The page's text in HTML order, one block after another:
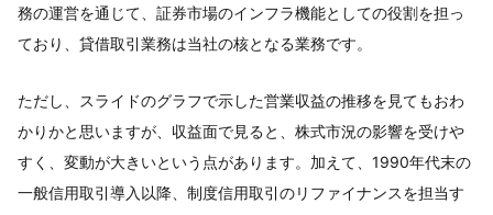
務の運営を通じて、証券市場のインフラ機能としての役割を担っ
ており、貸借取引業務は当社の核となる業務です。
ただし、スライドのグラフで示した営業収益の推移を見てもおわ
かりかと思いますが、収益面で見ると、株式市況の影響を受けや
すく、変動が大きいという点があります。加えて、1990年代末の
一般信用取引導入以降、制度信用取引のリファイナンスを担当す